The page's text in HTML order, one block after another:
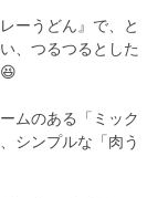
ーうどん』で、と
、つるつるとした
ムのある「ミック
シンプルな「肉う